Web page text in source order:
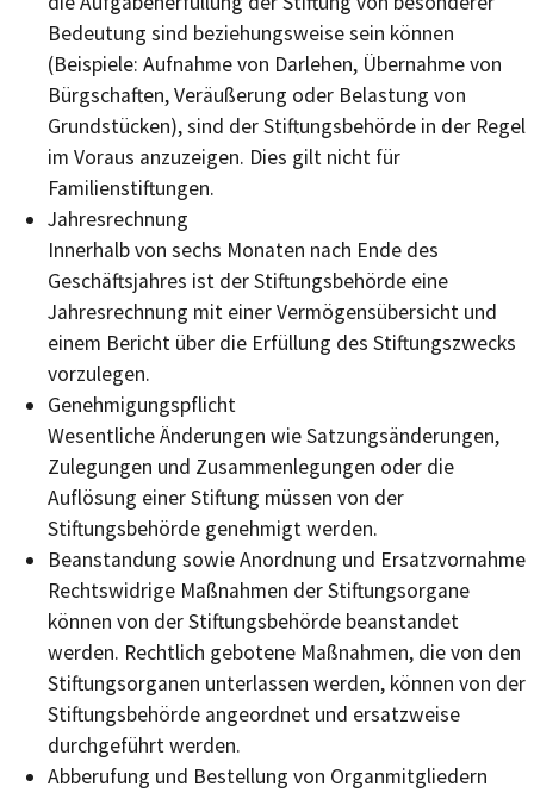
Bedeutung sind beziehungsweise sein können
(Beispiele: Aufnahme von Darlehen, Übernahme von
Bürgschaften, Veräußerung oder Belastung von
Grundstücken), sind der Stiftungsbehörde in der Regel
im Voraus anzuzeigen. Dies gilt nicht für
Familienstiftungen.
Jahresrechnung
Innerhalb von sechs Monaten nach Ende des
Geschäftsjahres ist der Stiftungsbehörde eine
Jahresrechnung mit einer Vermögensübersicht und
einem Bericht über die Erfüllung des Stiftungszwecks
vorzulegen.
Genehmigungspflicht
Wesentliche Änderungen wie Satzungsänderungen,
Zulegungen und Zusammenlegungen oder die
Auflösung einer Stiftung müssen von der
Stiftungsbehörde genehmigt werden.
Beanstandung sowie Anordnung und Ersatzvornahme
Rechtswidrige Maßnahmen der Stiftungsorgane
können von der Stiftungsbehörde beanstandet
werden. Rechtlich gebotene Maßnahmen, die von den
Stiftungsorganen unterlassen werden, können von der
Stiftungsbehörde angeordnet und ersatzweise
durchgeführt werden.
Abberufung und Bestellung von Organmitgliedern